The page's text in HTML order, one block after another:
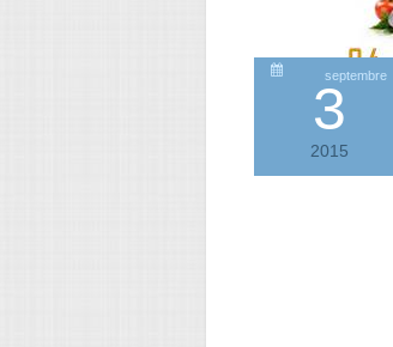
3
septembre
2015